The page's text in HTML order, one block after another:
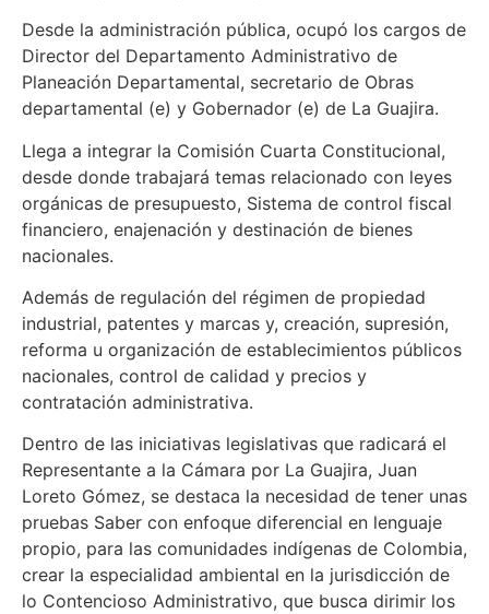
Desde la administración pública, ocupó los cargos de
Director del Departamento Administrativo de
Planeación Departamental, secretario de Obras
departamental (e) y Gobernador (e) de La Guajira.
Llega a integrar la Comisión Cuarta Constitucional,
desde donde trabajará temas relacionado con leyes
orgánicas de presupuesto, Sistema de control fiscal
financiero, enajenación y destinación de bienes
nacionales.
Además de regulación del régimen de propiedad
industrial, patentes y marcas y, creación, supresión,
reforma u organización de establecimientos públicos
nacionales, control de calidad y precios y
contratación administrativa.
Dentro de las iniciativas legislativas que radicará el
Representante a la Cámara por La Guajira, Juan
Loreto Gómez, se destaca la necesidad de tener unas
pruebas Saber con enfoque diferencial en lenguaje
propio, para las comunidades indígenas de Colombia,
crear la especialidad ambiental en la jurisdicción de
lo Contencioso Administrativo, que busca dirimir los